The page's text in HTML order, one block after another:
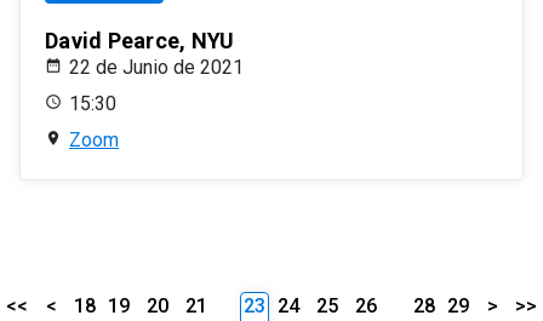
David Pearce, NYU
22 de Junio de 2021
15:30
Zoom
<< < 18 19 20
21
23 24 25
26
28 29 > >>